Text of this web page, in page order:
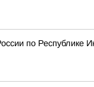
по Республике